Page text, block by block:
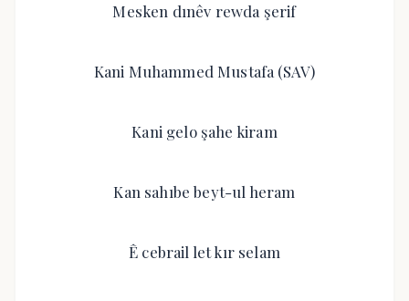
Mesken dınêv rewda şerif
Kani Muhammed Mustafa (SAV)
Kani gelo şahe kiram
Kan sahıbe beyt-ul heram
Ê cebrail let kır selam